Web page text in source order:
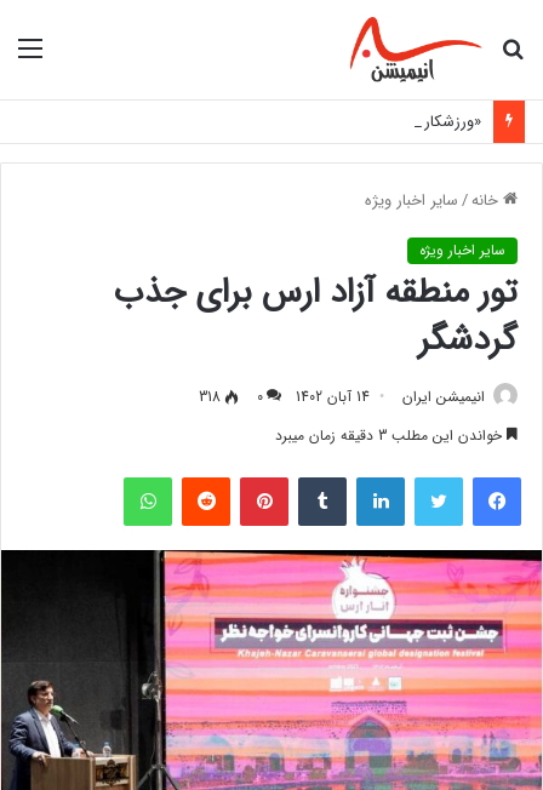
جستجو
خانه/سایر اخبار ویژه
سایر اخبار ویژه
تور منطقه آزاد ارس برای جذب
گردشگر
انیمیشن ایران 14 آبان 1402 0
318
خواندن این مطلب 3 دقیقه زمان میبرد
فیس بوک لینکدین ‫پین‌ترست ‫رددیت